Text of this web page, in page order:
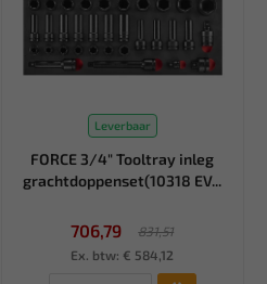
Leverbaar
FORCE 3/4" Tooltray inleg
grachtdoppenset(10318 EV...
706,79
831,51
Ex. btw: € 584,12